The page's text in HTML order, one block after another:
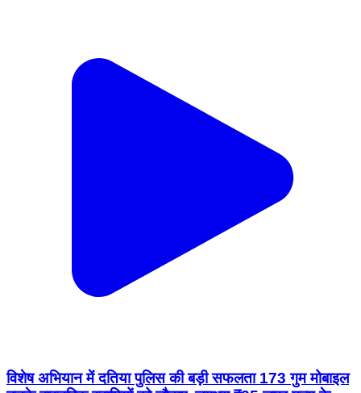
विशेष अभियान में दतिया पुलिस की बड़ी सफलता 173 गुम मोबाइल